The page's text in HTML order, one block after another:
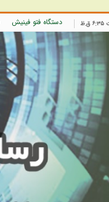
دستگاه فتو فینیش